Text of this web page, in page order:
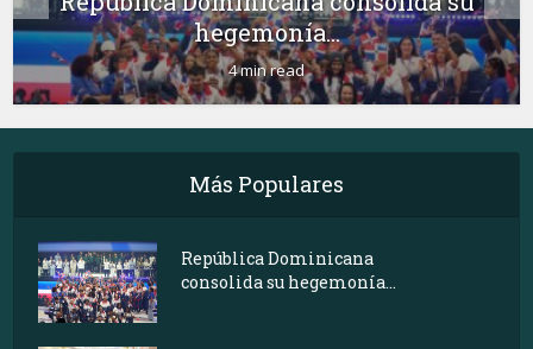
hegemonía...
4 min read
Más Populares
República Dominicana
consolida su hegemonía...